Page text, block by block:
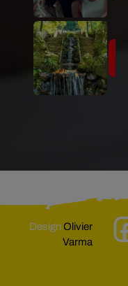
DesignOlivier
Varma